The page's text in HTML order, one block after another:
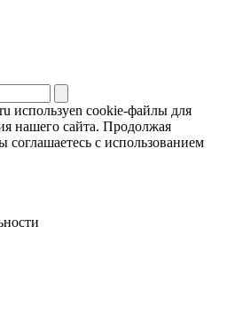
используеn cookie-файлы для
нашего сайта. Продолжая
соглашаетесь с использованием